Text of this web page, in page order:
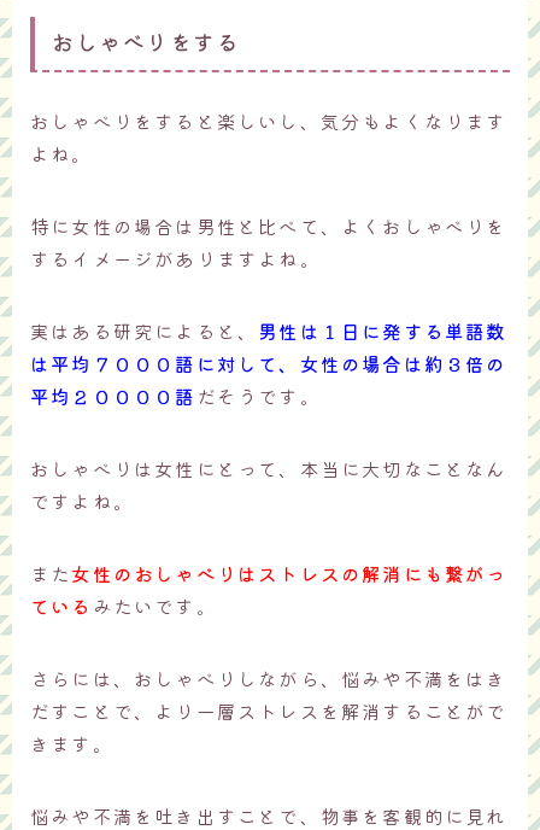
おしゃべりをする
おしゃべりをすると楽しいし、気分もよくなります
よね。
特に女性の場合は男性と比べて、よくおしゃべりを
するイメージがありますよね。
実はある研究によると、 男性は１日に発する単語数
は平均７０００語に対して、女性の場合は約３倍の
平均２００００語 だそうです。
おしゃべりは女性にとって、本当に大切なことなん
ですよね。
また女性のおしゃべりはストレスの解消にも繋がっ
ている みたいです。
さらには、おしゃべりしながら、悩みや不満をはき
だすことで、より一層ストレスを解消することがで
きます。
悩みや不満を吐き出すことで、物事を客観的に見れ